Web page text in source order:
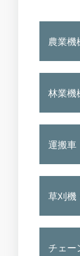
農業機
林業機
運搬車
草刈機
チェー